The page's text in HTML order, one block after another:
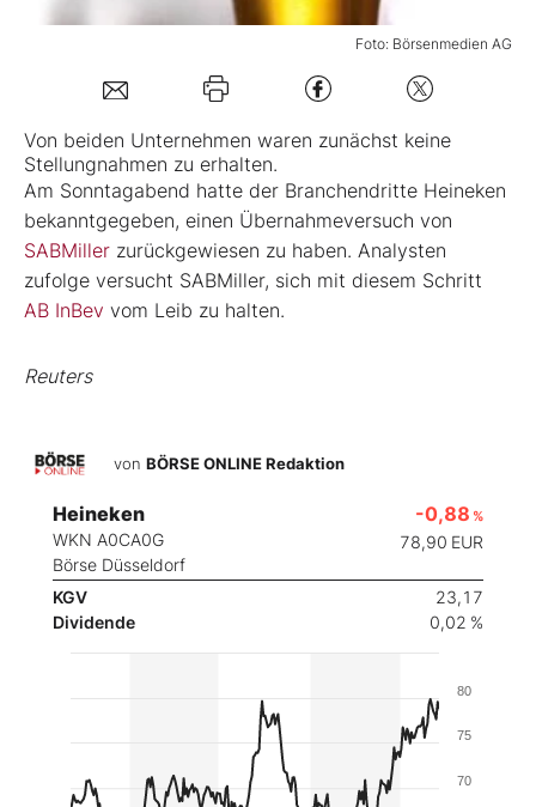
Kontakt
Foto: Börsenmedien AG
Von beiden Unternehmen waren zunächst keine
Stellungnahmen zu erhalten.
Am Sonntagabend hatte der Branchendritte Heineken
bekanntgegeben, einen Übernahmeversuch von
SABMiller zurückgewiesen zu haben. Analysten
zufolge versucht SABMiller, sich mit diesem Schritt
AB InBev vom Leib zu halten.
Reuters
von BÖRSE ONLINE Redaktion
Heineken
WKN A0CA0G
Börse Düsseldorf
-0,88 %
78,90 EUR
KGV
23,17
Dividende
0,02 %
70
75
80